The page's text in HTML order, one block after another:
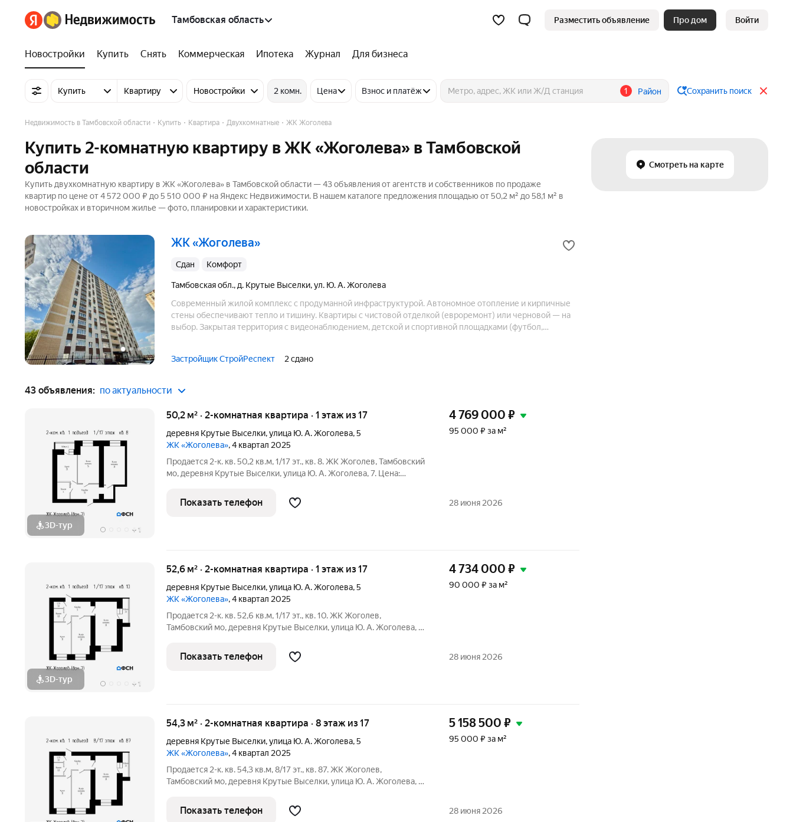
Тамбовская область Разместить объявление Про дом Войти
Новостройки Купить Снять Коммерческая Ипотека Журнал Для бизнеса
Купить Квартиру Новостройки 2 комн. Цена Взнос и платёж 1 Район Сохранить поиск
Смотреть на карте
Недвижимость в Тамбовской области Купить Квартира Двухкомнатные ЖК Жоголева
Купить 2-комнатную квартиру в ЖК «Жоголева» в Тамбовской
области
Купить двухкомнатную квартиру в ЖК «Жоголева» в Тамбовской области — 43 объявления от агентств и собственников по продаже
квартир по цене от 4 572 000 ₽ до 5 510 000 ₽ на Яндекс Недвижимости. В нашем каталоге предложения площадью от 50,2 м² до 58,1 м² в
новостройках и вторичном жилье — фото, планировки и характеристики.
ЖК «Жоголева»
Сдан комфорт
Тамбовская обл., д. Крутые Выселки,ул. Ю. А. Жоголева
Современный жилой комплекс с продуманной инфраструктурой. Автономное отопление и кирпичные
стены обеспечивают тепло и тишину. Квартиры с чистовой отделкой (евроремонт) или черновой — на
выбор. Закрытая территория с видеонаблюдением, детской и спортивной площадками (футбол,
Застройщик СтройРеспект
2 сдано
43 объявления: по актуальности
3D-тур + 1
50,2 м² · 2-комнатная квартира · 1 этаж из 17
деревня Крутые Выселки,улица Ю. А. Жоголева,5
ЖК «Жоголева», 4 квартал 2025
Продается 2-к. кв. 50,2 кв.м, 1/17 эт., кв. 8. ЖК Жоголев, Тамбовский
мо, деревня Крутые Выселки, улица Ю. А. Жоголева, 7. Цена:
1004000 . Ипотека (СБЕР/ВТБ): Семейная (без отделки): первый
4 769 000 ₽
95 000 ₽ за м²
Показать телефон 28 июня 2026
3D-тур + 1
52,6 м² · 2-комнатная квартира · 1 этаж из 17
деревня Крутые Выселки,улица Ю. А. Жоголева,5
ЖК «Жоголева», 4 квартал 2025
Продается 2-к. кв. 52,6 кв.м, 1/17 эт., кв. 10. ЖК Жоголев,
Тамбовский мо, деревня Крутые Выселки, улица Ю. А. Жоголева, 7.
отделка: 1052000 . Ипотека (СБЕР/ВТБ): Семейная (без отделки):
первый
4 734 000 ₽
90 000 ₽ за м²
Показать телефон 28 июня 2026
54,3 м² · 2-комнатная квартира · 8 этаж из 17
деревня Крутые Выселки,улица Ю. А. Жоголева,5
ЖК «Жоголева», 4 квартал 2025
Продается 2-к. кв. 54,3 кв.м, 8/17 эт., кв. 87. ЖК Жоголев,
Тамбовский мо, деревня Крутые Выселки, улица Ю. А. Жоголева, 7.
отделка: 1086000 . Ипотека (СБЕР/ВТБ): Семейная (без отделки):
первый
5 158 500 ₽
95 000 ₽ за м²
Показать телефон 28 июня 2026